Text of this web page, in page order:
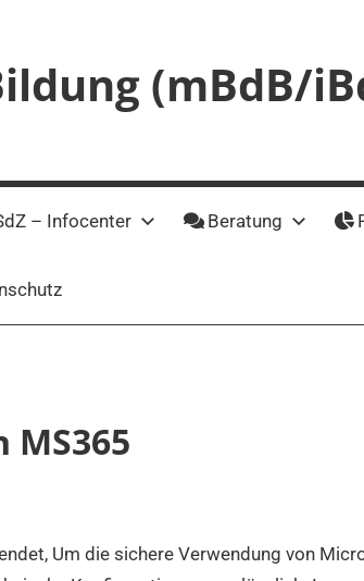
(mBdB/
– Infocenter Beratung
Um die sichere Verwendung von